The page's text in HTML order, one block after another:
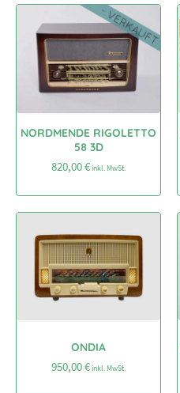
NORDMENDE RIGOLETTO
58 3D
820,00€inkl. MwSt.
ONDIA
950,00€inkl. MwSt.